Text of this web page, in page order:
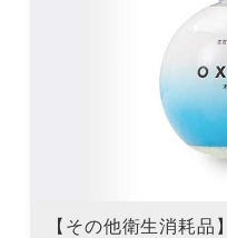
【その他衛生消耗